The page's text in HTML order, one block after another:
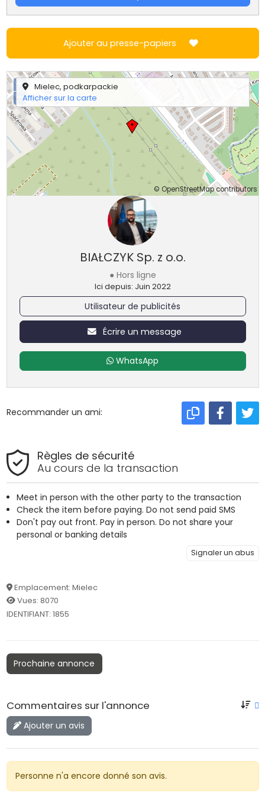
Ajouter au presse-papiers
+
−
© OpenStreetMapcontributors
Mielec, podkarpackie
Afficher sur la carte
BIAŁCZYK Sp. z o.o.
● Hors ligne
Ici depuis: Juin 2022
Utilisateur de publicités
Écrire un message
WhatsApp
Recommander un ami:
Règles de sécurité
Au cours de la transaction
Meet in person with the other party to the transaction
Check the item before paying. Do not send paid SMS
Don't pay out front. Pay in person. Do not share your
personal or banking details
Signaler un abus
Emplacement: Mielec
Vues: 8070
IDENTIFIANT: 1855
Prochaine annonce
Commentaires sur l'annonce
Ajouter un avis
Personne n'a encore donné son avis.